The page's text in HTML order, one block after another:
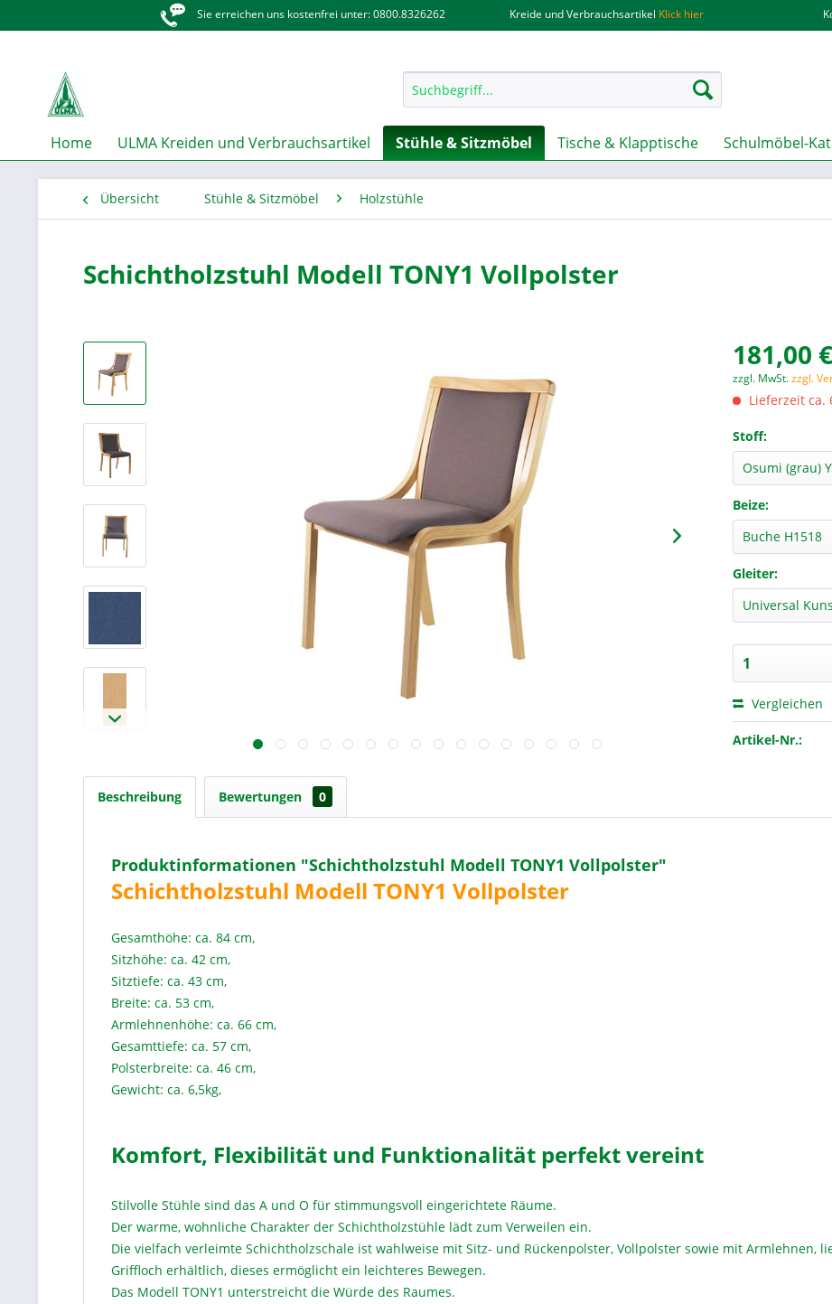
Sie erreichen uns kostenfrei unter: 0800.8326262 Kreide und Verbrauchsartikel Klick hier
Home ULMA Kreiden und Verbrauchsartikel Stühle & Sitzmöbel Tische & Klapptische Schulmöbel-
Übersicht Stühle & Sitzmöbel Holzstühle
Schichtholzstuhl Modell TONY1 Vollpolster
181,00
zzgl. MwSt.zzgl.
Lieferzeit ca.
Stoff:
Beize:
Gleiter:
Vergleichen
Artikel-Nr.:
Beschreibung Bewertungen 0
Produktinformationen "Schichtholzstuhl Modell TONY1 Vollpolster"
Schichtholzstuhl Modell TONY1 Vollpolster
Gesamthöhe: ca. 84 cm,
Sitzhöhe: ca. 42 cm,
Sitztiefe: ca. 43 cm,
Breite: ca. 53 cm,
Armlehnenhöhe: ca. 66 cm,
Gesamttiefe: ca. 57 cm,
Polsterbreite: ca. 46 cm,
Gewicht: ca. 6,5kg,
Komfort, Flexibilität und Funktionalität perfekt vereint
Stilvolle Stühle sind das A und O für stimmungsvoll eingerichtete Räume.
Der warme, wohnliche Charakter der Schichtholzstühle lädt zum Verweilen ein.
Die vielfach verleimte Schichtholzschale ist wahlweise mit Sitz- und Rückenpolster, Vollpolster sowie mit Armlehnen,
Griffloch erhältlich, dieses ermöglicht ein leichteres Bewegen.
Das Modell TONY1 unterstreicht die Würde des Raumes.